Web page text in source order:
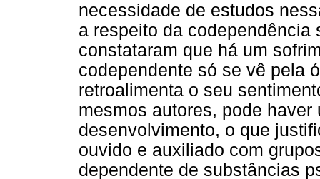
necessidade de estudos
a respeito da codependência
constataram que há um
codependente só se vê pela
retroalimenta o seu
mesmos autores, pode
desenvolvimento, o que
ouvido e auxiliado com
dependente de substâncias